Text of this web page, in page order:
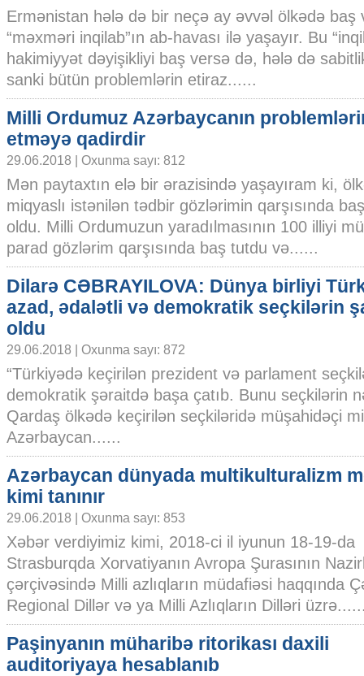
Ermənistan hələ də bir neçə ay əvvəl ölkədə baş
“məxməri inqilab”ın ab-havası ilə yaşayır. Bu
hakimiyyət dəyişikliyi baş versə də, hələ də
sanki bütün problemlərin etiraz......
Milli Ordumuz Azərbaycanın
etməyə qadirdir
29.06.2018 | Oxunma sayı: 812
Mən paytaxtın elə bir ərazisində yaşayıram ki,
miqyaslı istənilən tədbir gözlərimin qarşısında
oldu. Milli Ordumuzun yaradılmasının 100 illiyi
parad gözlərim qarşısında baş tutdu və......
Dilarə CƏBRAYILOVA: Dünya birliyi
azad, ədalətli və demokratik seçkilərin
oldu
29.06.2018 | Oxunma sayı: 872
“Türkiyədə keçirilən prezident və parlament
demokratik şəraitdə başa çatıb. Bunu seçkilərin
Qardaş ölkədə keçirilən seçkiləridə müşahidəçi
Azərbaycan......
Azərbaycan dünyada multikulturalizm
kimi tanınır
29.06.2018 | Oxunma sayı: 853
Xəbər verdiyimiz kimi, 2018-ci il iyunun 18-19-da
Strasburqda Xorvatiyanın Avropa Şurasının
çərçivəsində Milli azlıqların müdafiəsi haqqında
Regional Dillər və ya Milli Azlıqların Dilləri
Paşinyanın müharibə ritorikası daxili
auditoriyaya hesablanıb